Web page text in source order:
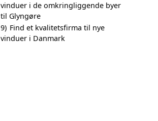
vinduer i de omkringliggende byer
til Glyngøre
9) Find et kvalitetsfirma til nye
vinduer i Danmark